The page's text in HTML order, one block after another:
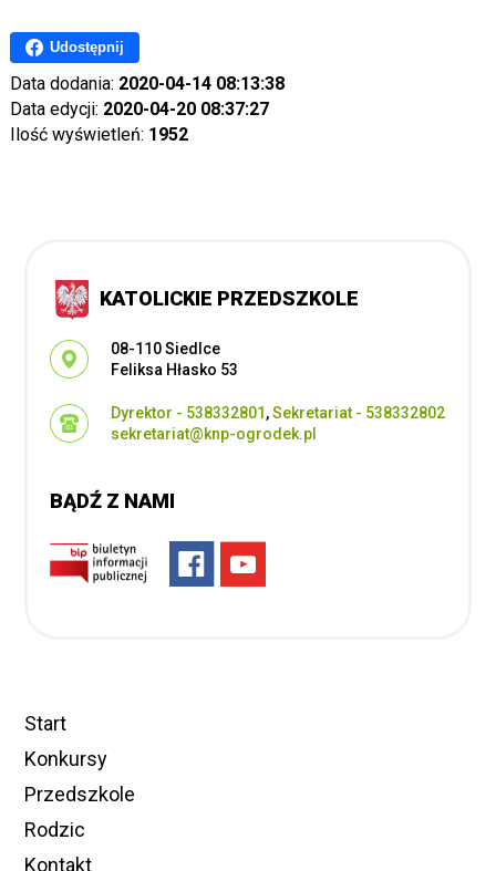
Udostępnij
Data dodania: 2020-04-14 08:13:38
Data edycji: 2020-04-20 08:37:27
Ilość wyświetleń: 1952
KATOLICKIE PRZEDSZKOLE
Adres pocztowy:
08-110 Siedlce
Feliksa Hłasko 53
Dyrektor - 538332801 ,Sekretariat - 538332802
sekretariat@knp-ogrodek.pl
BĄDŹ Z NAMI
Start
Konkursy
Przedszkole
Rodzic
Kontakt